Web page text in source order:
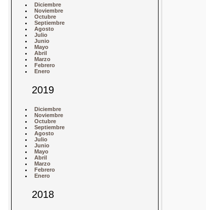
Diciembre
Noviembre
Octubre
Septiembre
Agosto
Julio
Junio
Mayo
Abril
Marzo
Febrero
Enero
2019
Diciembre
Noviembre
Octubre
Septiembre
Agosto
Julio
Junio
Mayo
Abril
Marzo
Febrero
Enero
2018